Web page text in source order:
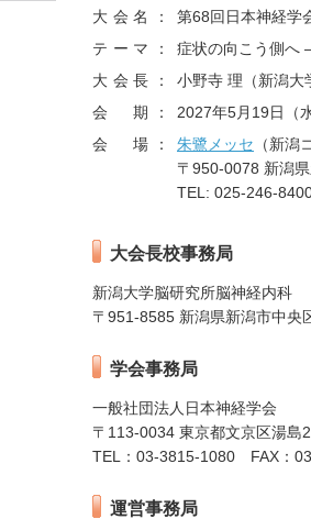
大会名：
第68回日本神経学
テーマ：
症状の向こう側へ
大会長：
小野寺 理（新潟大
会 期：
2027年5月19日（
会 場：
朱鷺メッセ （新
〒950-0078 新潟
TEL: 025-246-
大会長校事務局
新潟大学脳研究所脳神経内科
〒951-8585 新潟県新潟市中央
学会事務局
一般社団法人日本神経学会
〒113-0034 東京都文京区湯島
TEL：03-3815-1080 FAX：
運営事務局